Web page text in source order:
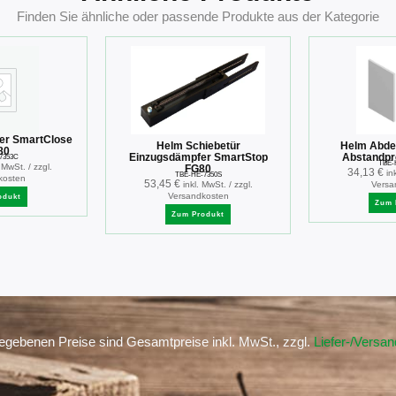
Finden Sie ähnliche oder passende Produkte aus der Kategorie
SmartClose
/ zzgl.
Helm Schiebetür
Einzugsdämpfer SmartStop
FG80
TBE-HE-7350S
53,45 € inkl. MwSt. / zzgl.
Versandkosten
Zum Produkt
Helm
TBE-
34,13 €
Zum
Preise sind Gesamtpreise inkl. MwSt., zzgl. Liefer-/